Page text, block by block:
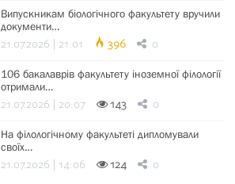
Випускникам біологічного факультету вручили
документи…
21.07.2026 | 21:01 396 0
106 бакалаврів факультету іноземної філології
отримали…
21.07.2026 | 20:07 143 0
На філологічному факультеті дипломували
своїх…
21.07.2026 | 14:06 124 0